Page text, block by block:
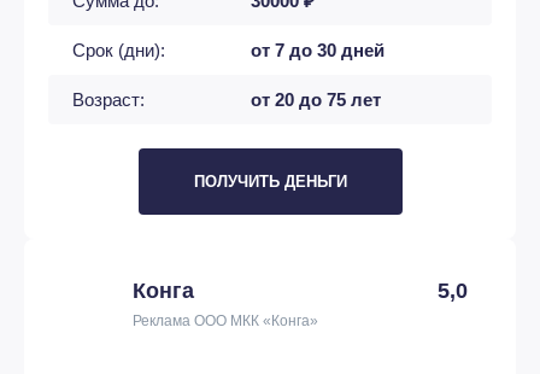
Срок (дни): от 7 до 30 дней
Возраст: от 20 до 75 лет
ПОЛУЧИТЬ ДЕНЬГИ
Конга 5,0
Реклама ООО МКК «Конга»